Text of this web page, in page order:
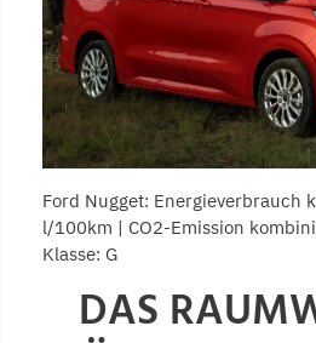
Ford Nugget: Energieverbrauch
l/100km | CO2-Emission
Klasse: G
DAS